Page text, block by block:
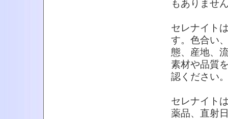
もありませ
セレナイト
す。色合い
態、産地、
素材や品質
認ください
セレナイト
薬品、直射